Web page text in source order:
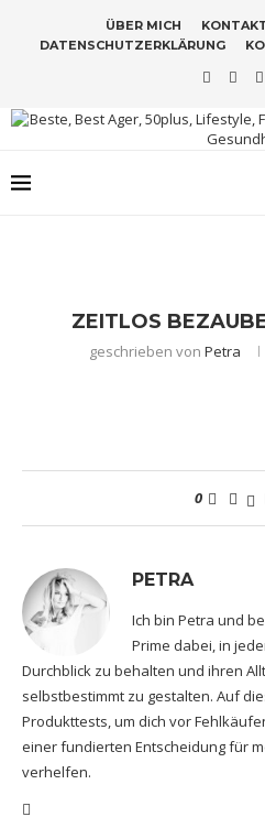
ÜBER MICH
DATENSCHUTZERKLÄRUNG
ZEITLOS
geschrieben von Petra
0
PETRA
Ich bin Petra und
Prime dabei, in
Durchblick zu behalten und ihren
selbstbestimmt zu gestalten. Auf
Produkttests, um dich vor
einer fundierten Entscheidung für
verhelfen.